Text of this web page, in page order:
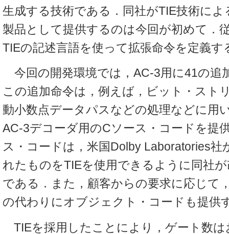
生成する技術である．同社がTIE技術によ
製品として提供するのは今回が初めて．
TIEの記述言語を使って拡張命令を定義す
今回の開発環境では，AC-3用に41の追
この追加命令は，例えば，ビット・スト
動小数点データパスなどの処理などに用
AC-3デコーダ用のCソース・コードを提
ス・コードは，米国Dolby Laboratories社
れたものをTIEを使用できるように同社
である．また，顧客からの要求に応じて
の代わりにオブジェクト・コードも提供
TIEを採用したことにより，ゲート数は